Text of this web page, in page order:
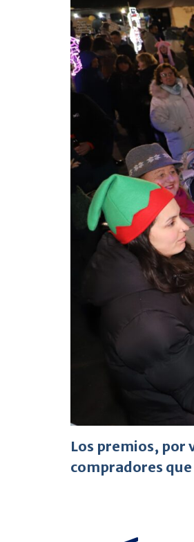
Los premios, por
compradores